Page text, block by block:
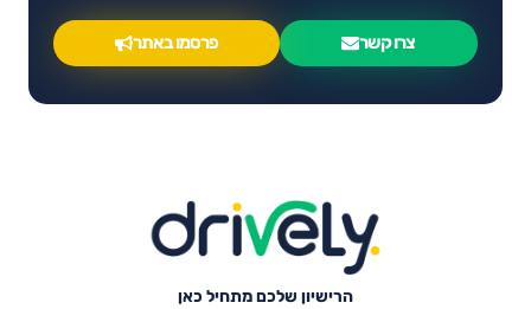
צרו קשר פרסמו באתר
הרישיון שלכם מתחיל כאן